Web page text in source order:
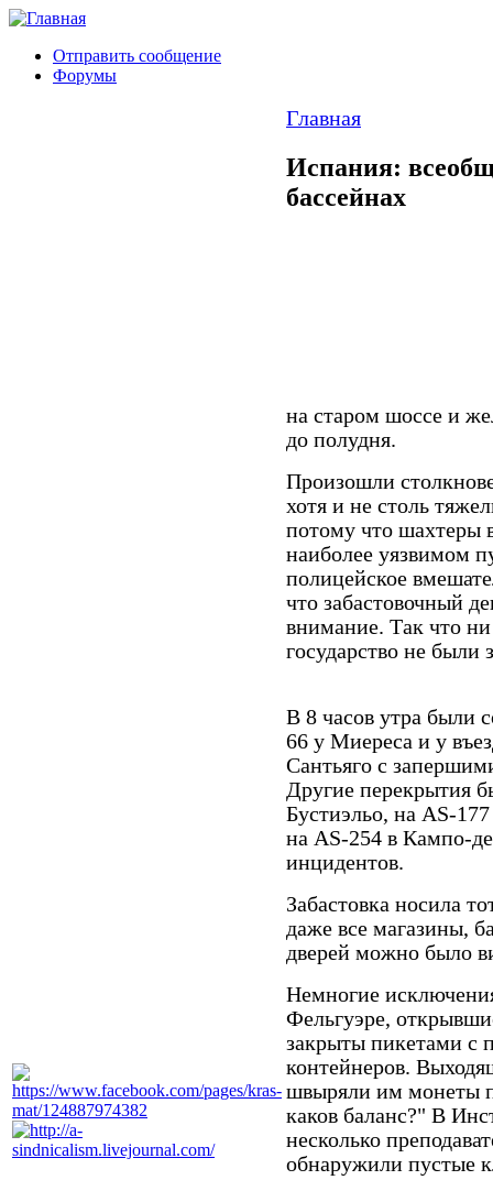
Отправить сообщение
Форумы
Главная
Испания:
бассейнах
на старом шоссе и
до полудня.
Произошли
хотя и не столь
потому что шахтеры
наиболее уязвимом
полицейское
что забастовочный
внимание. Так что
государство не
В 8 часов утра были
66 у Миереса и у
Сантьяго с
Другие перекрытия
Бустиэльо, на AS-
на AS-254 в Кампо-
инцидентов.
Забастовка носила
даже все магазины,
дверей можно было
Немногие
Фельгуэре,
закрыты пикетами с
контейнеров.
швыряли им монеты
каков баланс?" В
несколько
обнаружили пустые